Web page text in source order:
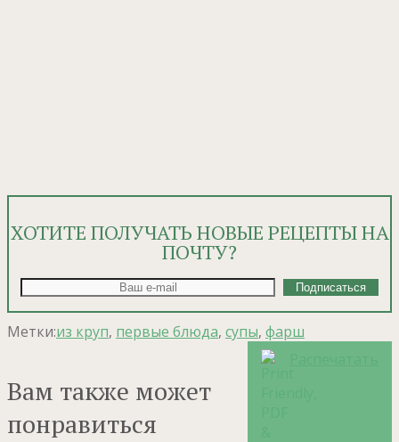
ХОТИТЕ ПОЛУЧАТЬ НОВЫЕ РЕЦЕПТЫ НА
ПОЧТУ?
Метки:из круп, первые блюда, супы, фарш
Вам также может
понравиться